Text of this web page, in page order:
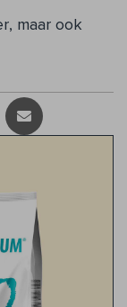
maar ook